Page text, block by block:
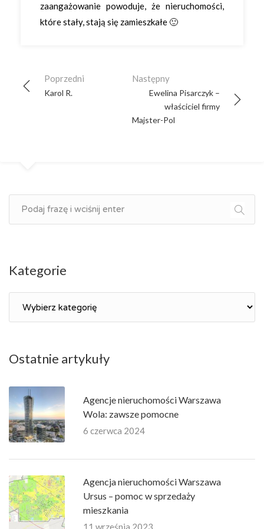
zaangażowanie powoduje, że nieruchomości,
które stały, stają się zamieszkałe 🙂
navigation
Poprzedni
Karol R.
Następny
Ewelina Pisarczyk –
właściciel firmy
Majster-Pol
Kategorie
Ostatnie artykuły
Agencje nieruchomości Warszawa
Wola: zawsze pomocne
6 czerwca 2024
Agencja nieruchomości Warszawa
Ursus – pomoc w sprzedaży
mieszkania
11 września 2023